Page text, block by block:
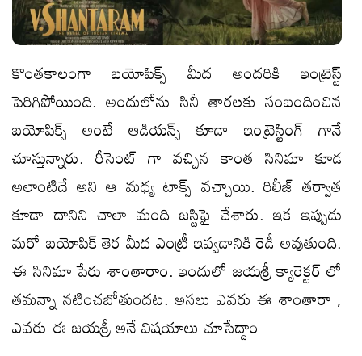
కొంతకాలంగా బయోపిక్స్ మీద అందరికి ఇంట్రెస్ట్
పెరిగిపోయింది. అందులోను సినీ తారలకు సంబందించిన
బయోపిక్స్ అంటే ఆడియన్స్ కూడా ఇంట్రెస్టింగ్ గానే
చూస్తున్నారు. రీసెంట్ గా వచ్చిన కాంత సినిమా కూడ
అలాంటిదే అని ఆ మధ్య టాక్స్ వచ్చాయి. రిలీజ్ తర్వాత
కూడా దానిని చాలా మంది జస్టిఫై చేశారు. ఇక ఇప్పుడు
మరో బయోపిక్ తెర మీద ఎంట్రీ ఇవ్వడానికి రెడీ అవుతుంది.
ఈ సినిమా పేరు శాంతారాం. ఇందులో జయశ్రీ క్యారెక్టర్ లో
తమన్నా నటించబోతుందట. అసలు ఎవరు ఈ శాంతారా ,
ఎవరు ఈ జయశ్రీ అనే విషయాలు చూసేద్దాం